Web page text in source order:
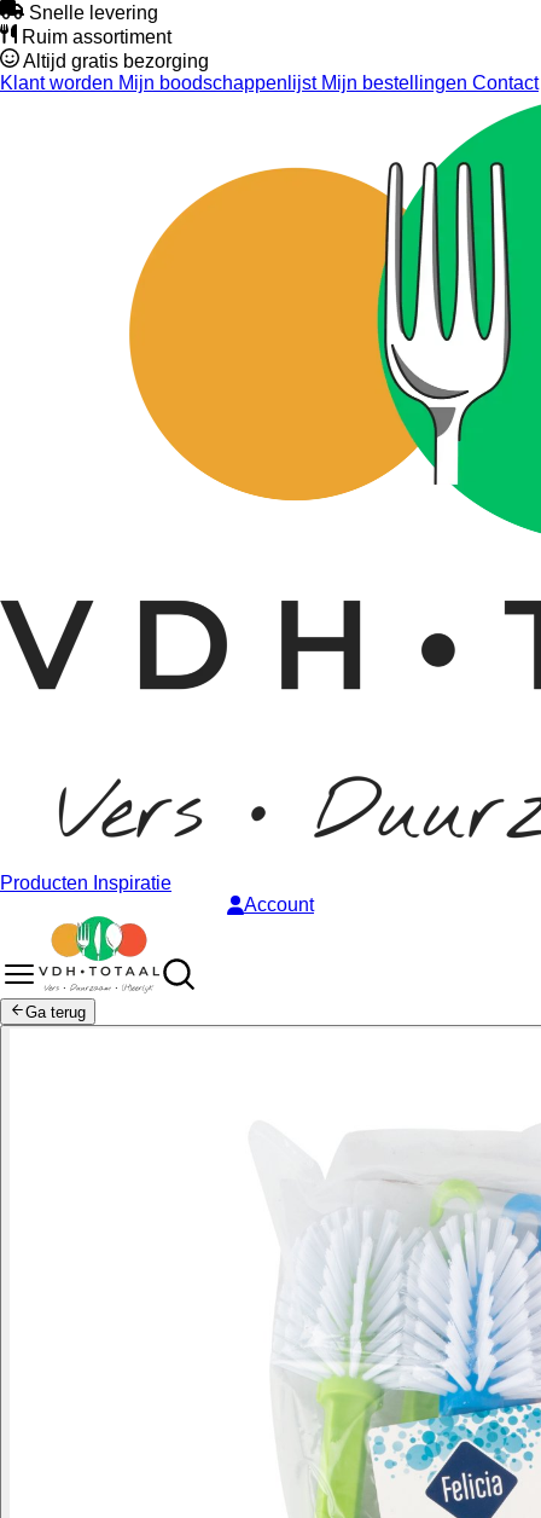
Snelle levering
Ruim assortiment
Altijd gratis bezorging
Klant worden Mijn boodschappenlijstMijn bestellingen Contact
Producten Inspiratie
Account
Ga terug